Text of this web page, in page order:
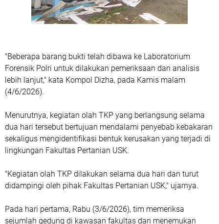
"Beberapa barang bukti telah dibawa ke Laboratorium
Forensik Polri untuk dilakukan pemeriksaan dan analisis
lebih lanjut," kata Kompol Dizha, pada Kamis malam
(4/6/2026).
Menurutnya, kegiatan olah TKP yang berlangsung selama
dua hari tersebut bertujuan mendalami penyebab kebakaran
sekaligus mengidentifikasi bentuk kerusakan yang terjadi di
lingkungan Fakultas Pertanian USK.
"Kegiatan olah TKP dilakukan selama dua hari dan turut
didampingi oleh pihak Fakultas Pertanian USK," ujarnya.
Pada hari pertama, Rabu (3/6/2026), tim memeriksa
sejumlah gedung di kawasan fakultas dan menemukan